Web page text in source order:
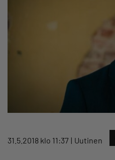
31.5.2018 klo 11:37 Uutinen